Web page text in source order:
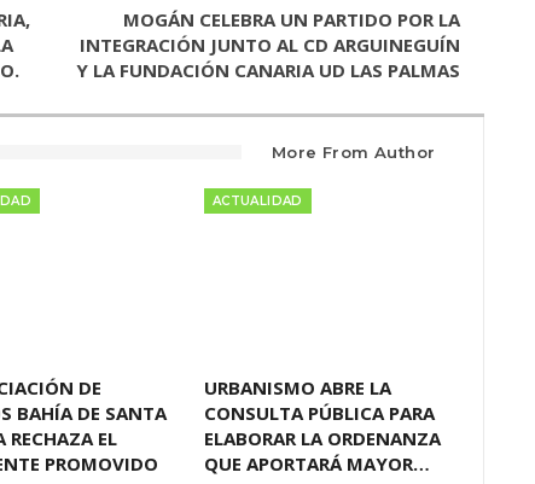
MOGÁN CELEBRA UN PARTIDO POR LA
INTEGRACIÓN JUNTO AL CD ARGUINEGUÍN
Y LA FUNDACIÓN CANARIA UD LAS PALMAS
More From Author
DE
BAHÍA DE SANTA
RECHAZA EL
PROMOVIDO
ACTUALIDAD
URBANISMO ABRE LA
CONSULTA PÚBLICA PARA
ELABORAR LA ORDENANZA
QUE APORTARÁ MAYOR…